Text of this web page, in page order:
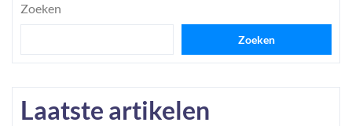
Zoeken
Zoeken
Laatste artikelen